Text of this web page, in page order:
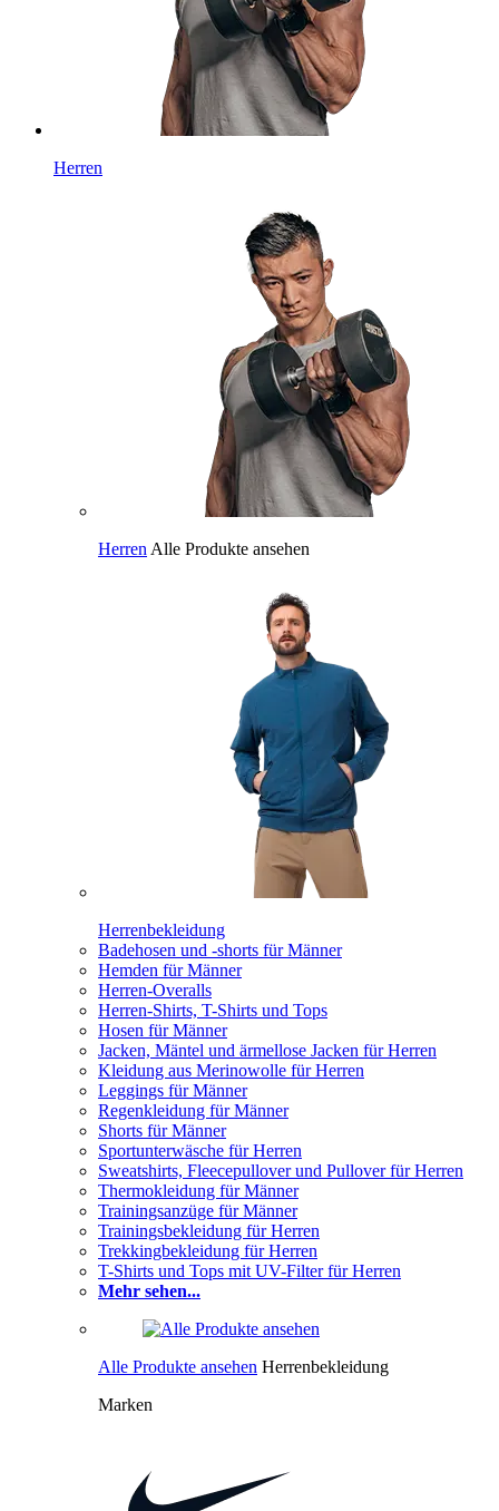
Herren
Herren Alle Produkte ansehen
Herrenbekleidung
Badehosen und -shorts für Männer
Hemden für Männer
Herren-Overalls
Herren-Shirts, T-Shirts und Tops
Hosen für Männer
Jacken, Mäntel und ärmellose Jacken für Herren
Kleidung aus Merinowolle für Herren
Leggings für Männer
Regenkleidung für Männer
Shorts für Männer
Sportunterwäsche für Herren
Sweatshirts, Fleecepullover und Pullover für Herren
Thermokleidung für Männer
Trainingsanzüge für Männer
Trainingsbekleidung für Herren
Trekkingbekleidung für Herren
T-Shirts und Tops mit UV-Filter für Herren
Mehr sehen...
Alle Produkte ansehen Herrenbekleidung
Marken